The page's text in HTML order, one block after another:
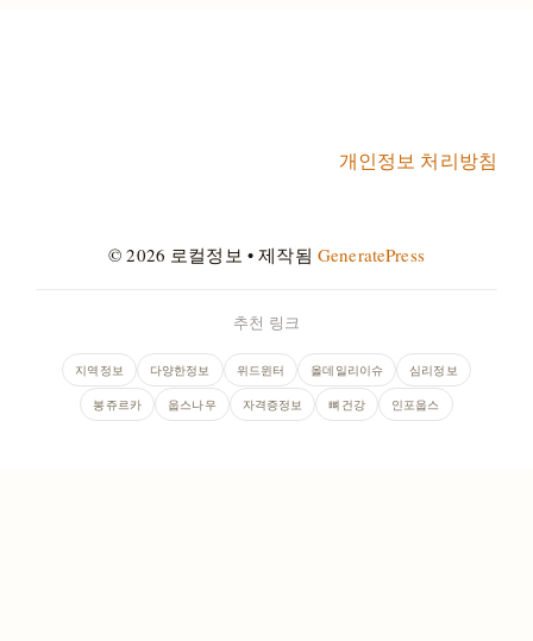
개인정보 처리방침
© 2026 로컬정보 • 제작됨 GeneratePress
추천 링크
지역정보 다양한정보 위드윈터 올데일리이슈 심리정보
봉쥬르카 웁스나우 자격증정보 뼈건강 인포웁스